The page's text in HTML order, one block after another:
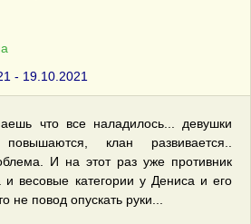
- 19.10.2021
что все наладилось... девушки
клан развивается..
И на этот раз уже противник
и весовые категории у Дениса и его
повод опускать руки...